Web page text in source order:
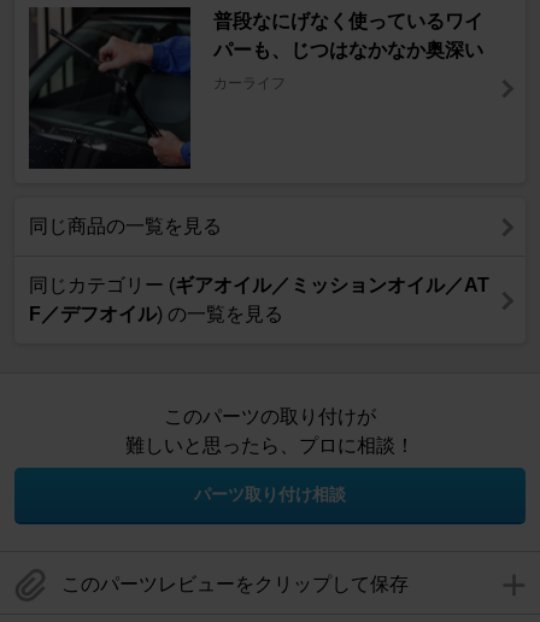
普段なにげなく使っているワイ
パーも、じつはなかなか奥深い
カーライフ
同じ商品の一覧を見る
同じカテゴリー (ギアオイル／ミッションオイル／AT
F／デフオイル) の一覧を見る
このパーツの取り付けが
難しいと思ったら、プロに相談！
パーツ取り付け相談
このパーツレビューをクリップして保存